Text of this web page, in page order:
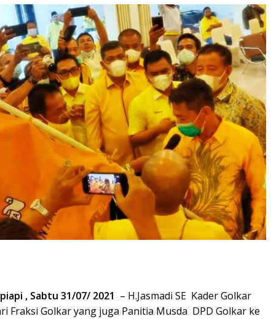
, Sabtu 31/07/ 2021 – H.Jasmadi SE Kader Golkar
Fraksi Golkar yang juga Panitia Musda DPD Golkar ke